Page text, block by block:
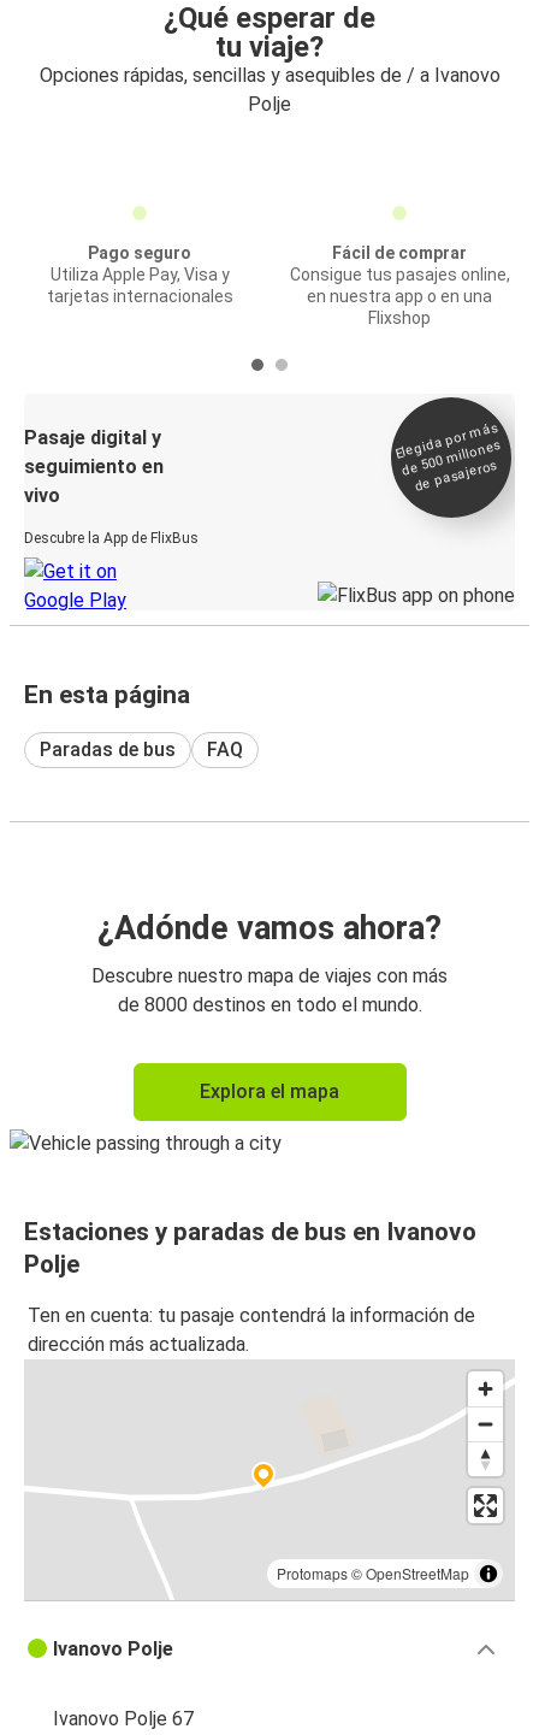
¿Qué esperar de
tu viaje?
Opciones rápidas, sencillas y asequibles de / a Ivanovo
Polje
Pago seguro
Utiliza Apple Pay, Visa y
tarjetas internacionales
Fácil de comprar
Consigue tus pasajes online,
en nuestra app o en una
Flixshop
Pasaje digital y
seguimiento en
vivo
Descubre la App de FlixBus
Elegida por
más
de 500
millones
de pasajeros
En esta página
Paradas de bus FAQ
¿Adónde vamos ahora?
Descubre nuestro mapa de viajes con más
de 8000 destinos en todo el mundo.
Explora el mapa
Estaciones y paradas de bus en Ivanovo
Polje
Ten en cuenta: tu pasaje contendrá la información de
dirección más actualizada.
Protomaps©OpenStreetMap
Ivanovo Polje
Ivanovo Polje 67